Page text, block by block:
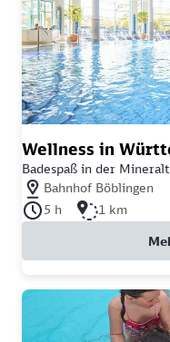
Wellness in
Badespaß in der
Nächstgelegener
Bahnhof Böblingen
Dauer der Tour: 5 Stunden
5 h Länge der
1 km